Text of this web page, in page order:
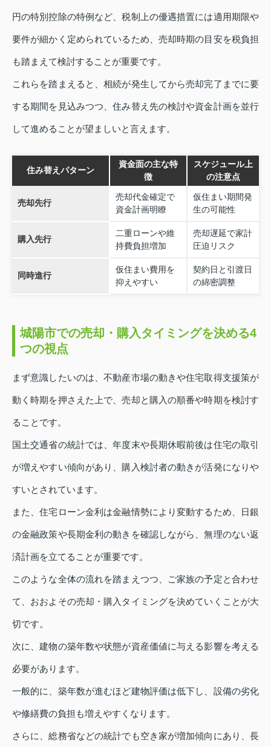
円の特別控除の特例など、税制上の優遇措置には適用期限や
要件が細かく定められているため、売却時期の目安を税負担
も踏まえて検討することが重要です。
これらを踏まえると、相続が発生してから売却完了までに要
する期間を見込みつつ、住み替え先の検討や資金計画を並行
して進めることが望ましいと言えます。
住み替えパターン
資金面の主な特
徴
スケジュール上
の注意点
売却先行
売却代金確定で
資金計画明瞭
仮住まい期間発
生の可能性
購入先行
二重ローンや維
持費負担増加
売却遅延で家計
圧迫リスク
同時進行
仮住まい費用を
抑えやすい
契約日と引渡日
の綿密調整
城陽市での売却・購入タイミングを決める4
つの視点
まず意識したいのは、不動産市場の動きや住宅取得支援策が
動く時期を押さえた上で、売却と購入の順番や時期を検討す
ることです。
国土交通省の統計では、年度末や長期休暇前後は住宅の取引
が増えやすい傾向があり、購入検討者の動きが活発になりや
すいとされています。
また、住宅ローン金利は金融情勢により変動するため、日銀
の金融政策や長期金利の動きを確認しながら、無理のない返
済計画を立てることが重要です。
このような全体の流れを踏まえつつ、ご家族の予定と合わせ
て、おおよその売却・購入タイミングを決めていくことが大
切です。
次に、建物の築年数や状態が資産価値に与える影響を考える
必要があります。
一般的に、築年数が進むほど建物評価は低下し、設備の劣化
や修繕費の負担も増えやすくなります。
さらに、総務省などの統計でも空き家が増加傾向にあり、長